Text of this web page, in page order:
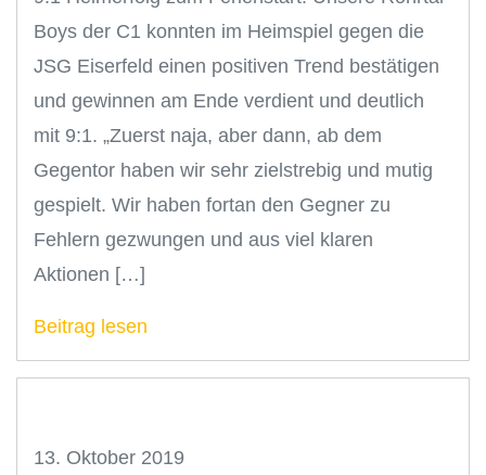
Boys der C1 konnten im Heimspiel gegen die
JSG Eiserfeld einen positiven Trend bestätigen
und gewinnen am Ende verdient und deutlich
mit 9:1. „Zuerst naja, aber dann, ab dem
Gegentor haben wir sehr zielstrebig und mutig
gespielt. Wir haben fortan den Gegner zu
Fehlern gezwungen und aus viel klaren
Aktionen […]
Beitrag lesen
13. Oktober 2019